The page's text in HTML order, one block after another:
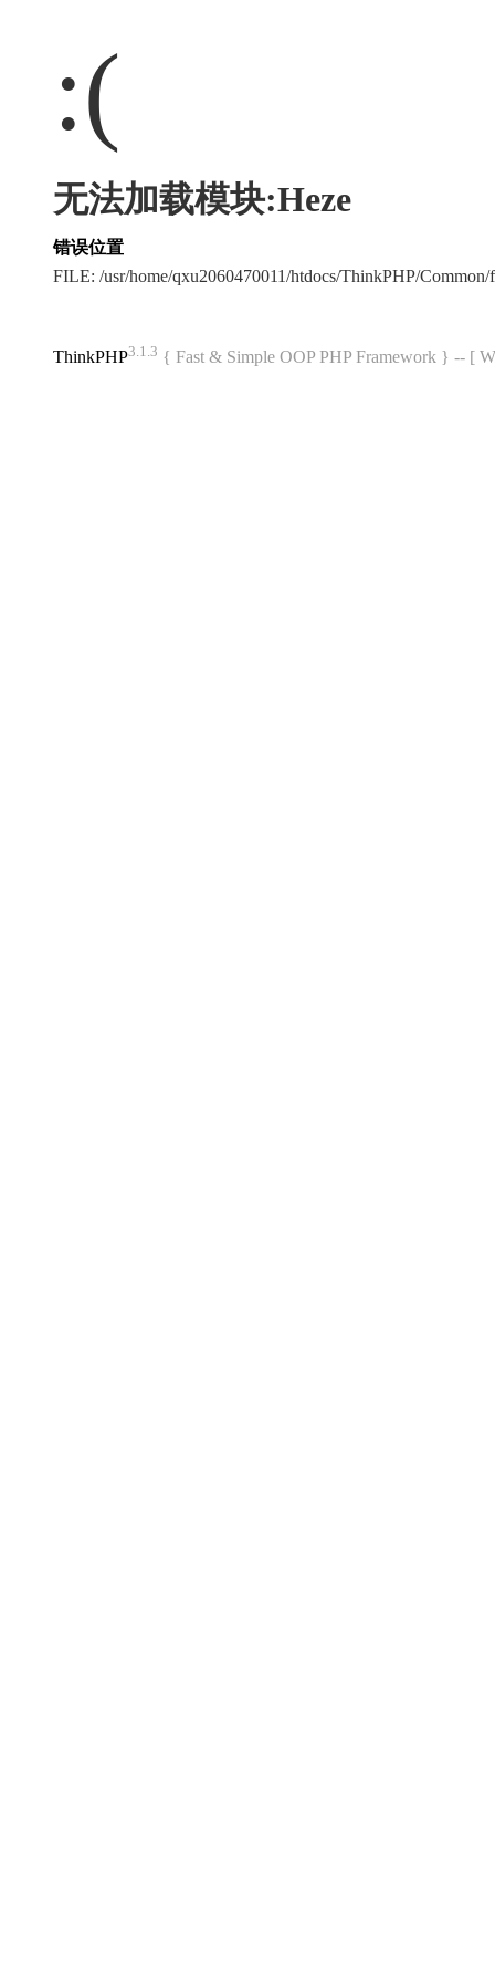
:(
无法加载模块:Heze
错误位置
FILE: /usr/home/qxu2060470011/htdocs/ThinkPHP/
ThinkPHP3.1.3 { Fast & Simple OOP PHP Framework } -- [